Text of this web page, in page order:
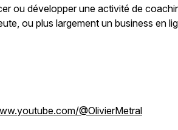
ou développer une activité de
ou plus largement un business en
@OlivierMetral